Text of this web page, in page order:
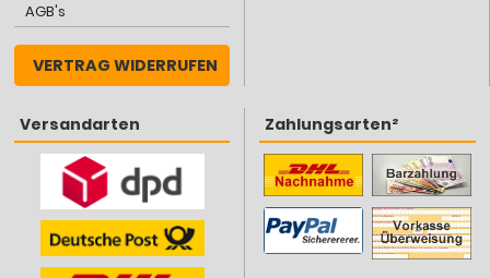
AGB's
VERTRAG WIDERRUFEN
Versandarten Zahlungsarten²